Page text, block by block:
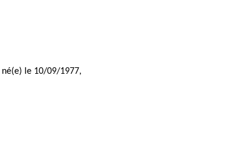
né(e) le 10/09/1977,